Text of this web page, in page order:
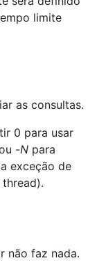
limite
as consultas.
0 para usar
-N para
exceção de
não faz nada.